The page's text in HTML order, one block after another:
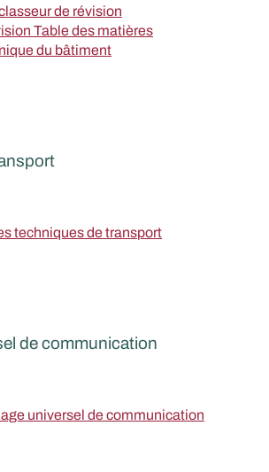
de révision
Table des matières
du bâtiment
techniques de transport
de communication
universel de communication